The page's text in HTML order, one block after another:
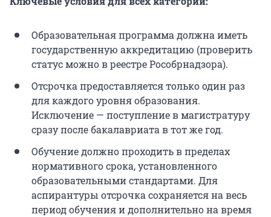
Образовательная программа должна иметь
государственную аккредитацию (проверить
статус можно в реестре Рособрнадзора).
Отсрочка предоставляется только один раз
для каждого уровня образования.
Исключение — поступление в магистратуру
сразу после бакалавриата в тот же год.
Обучение должно проходить в пределах
нормативного срока, установленного
образовательными стандартами. Для
аспирантуры отсрочка сохраняется на весь
период обучения и дополнительно на время